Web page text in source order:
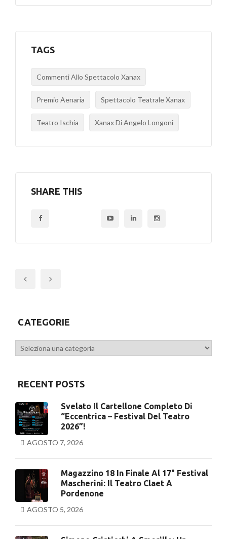
TAGS
Commenti Allo Spettacolo Xanax
Premio Aenaria Spettacolo Teatrale Xanax
Teatro Ischia Xanax Di Angelo Longoni
SHARE THIS
CATEGORIE
Categorie
RECENT POSTS
Svelato Il Cartellone Completo Di
“Eccentrica – Festival Del Teatro
2026”!
AGOSTO 7, 2026
Magazzino 18 In Finale Al 17° Festival
Mascherini: Il Teatro Claet A
Pordenone
AGOSTO 5, 2026